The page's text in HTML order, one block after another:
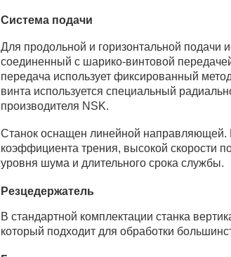
Система подачи
Для продольной и горизонтальной подачи
соединенный с шарико-винтовой
передача использует фиксированный
винта используется специальный
производителя NSK.
Станок оснащен линейной
коэффициента трения, высокой скорости
уровня шума и длительного срока службы.
Резцедержатель
В стандартной комплектации станка
который подходит для обработки